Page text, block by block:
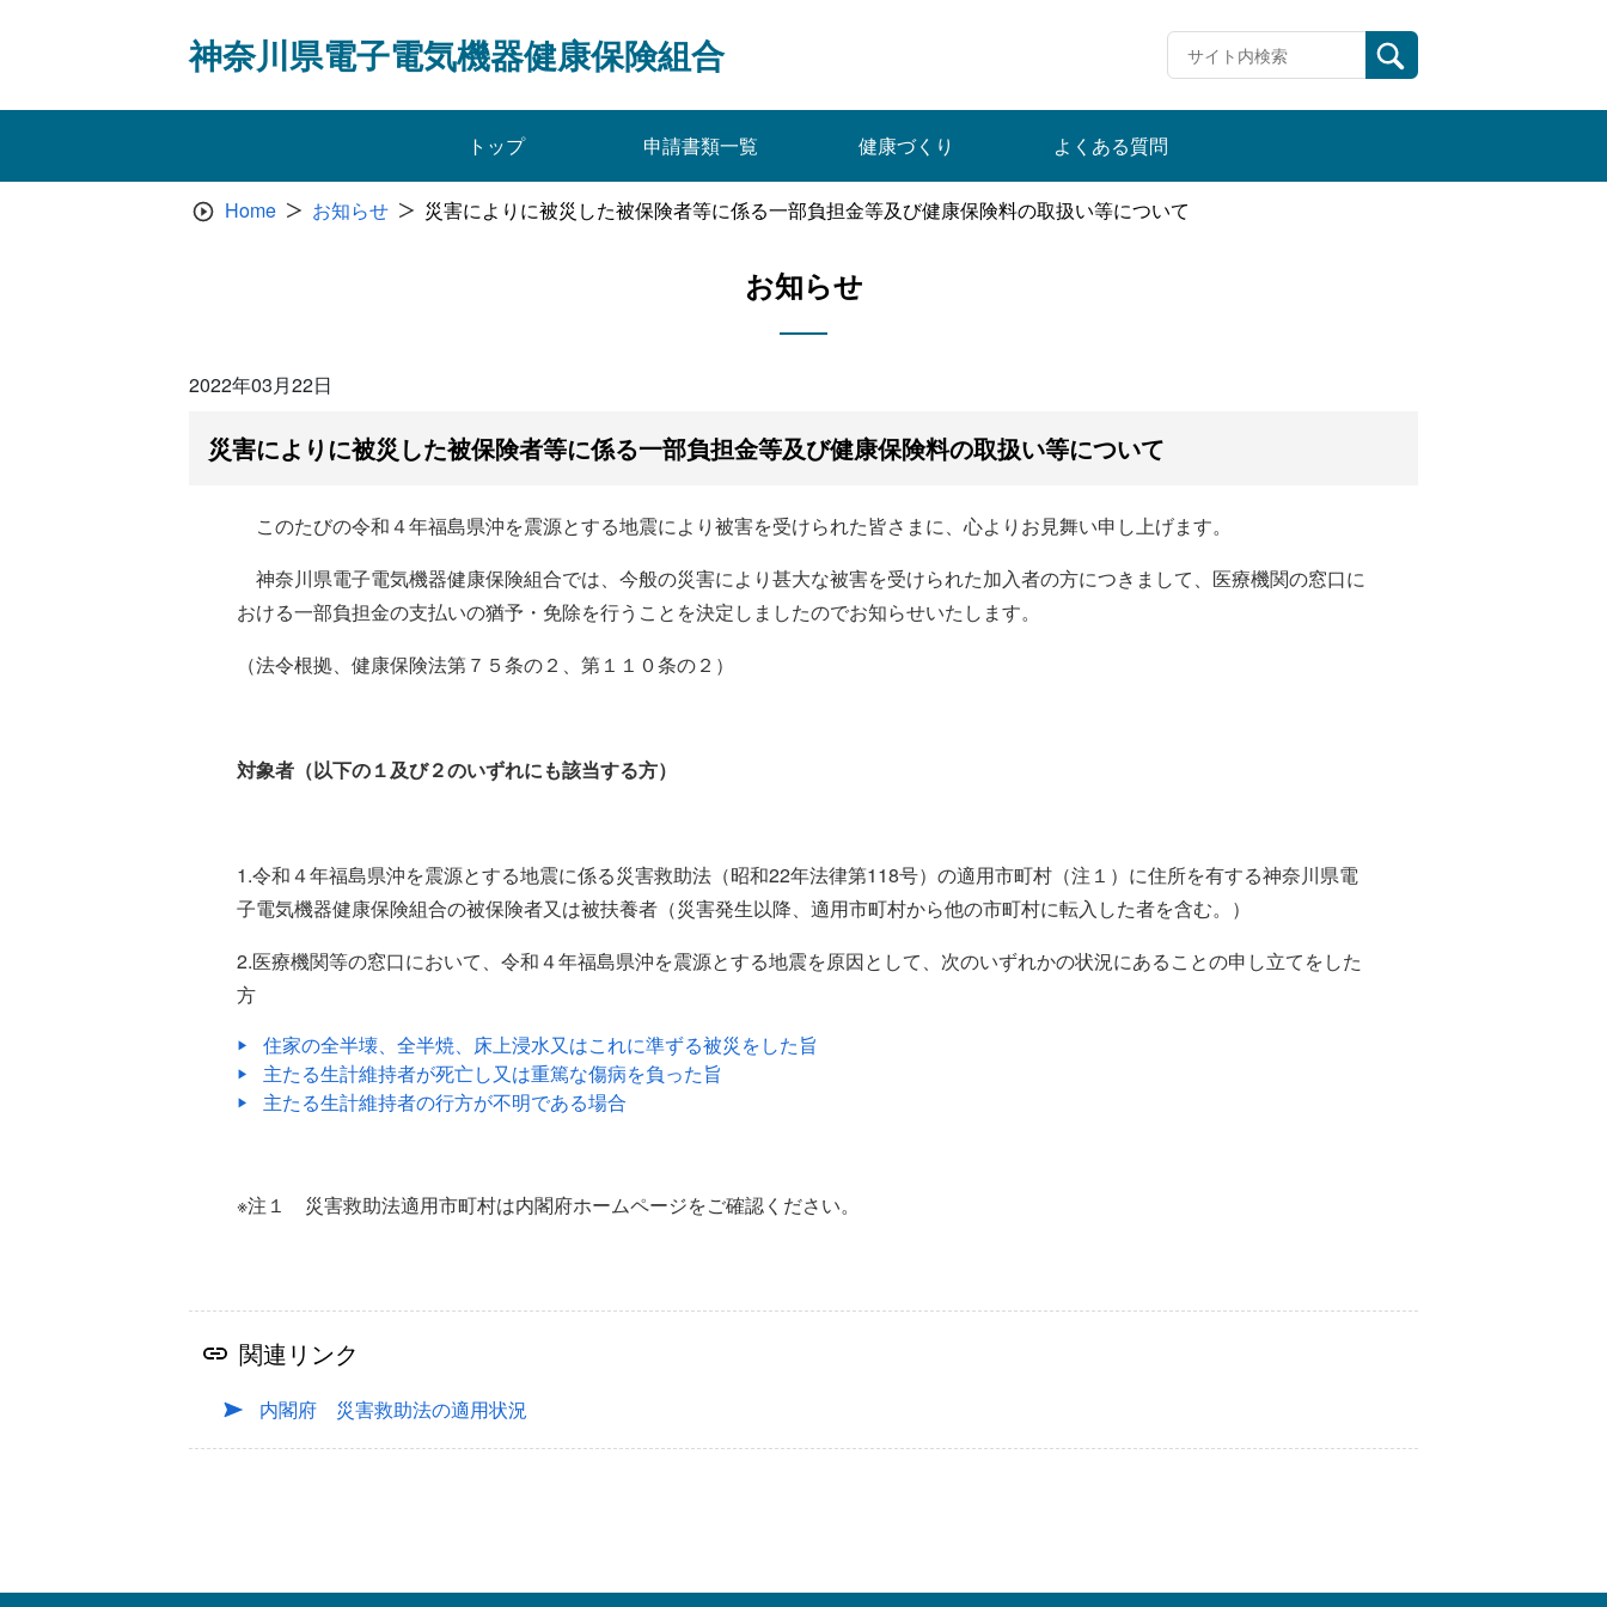
神奈川県電子電気機器健康保険組合
トップ 申請書類一覧 健康づくり よくある質問
Home お知らせ 災害によりに被災した被保険者等に係る一部負担金等及び健康保険料の取扱い等について
お知らせ
2022年03月22日
災害によりに被災した被保険者等に係る一部負担金等及び健康保険料の取扱い等について
このたびの令和４年福島県沖を震源とする地震により被害を受けられた皆さまに、心よりお見舞い申し上げます。
神奈川県電子電気機器健康保険組合では、今般の災害により甚大な被害を受けられた加入者の方につきまして、医療機関の窓口に
おける一部負担金の支払いの猶予・免除を行うことを決定しましたのでお知らせいたします。
（法令根拠、健康保険法第７５条の２、第１１０条の２）
対象者（以下の１及び２のいずれにも該当する方）
1.令和４年福島県沖を震源とする地震に係る災害救助法（昭和22年法律第118号）の適用市町村（注１）に住所を有する神奈川県電
子電気機器健康保険組合の被保険者又は被扶養者（災害発生以降、適用市町村から他の市町村に転入した者を含む。）
2.医療機関等の窓口において、令和４年福島県沖を震源とする地震を原因として、次のいずれかの状況にあることの申し立てをした
方
住家の全半壊、全半焼、床上浸水又はこれに準ずる被災をした旨
主たる生計維持者が死亡し又は重篤な傷病を負った旨
主たる生計維持者の行方が不明である場合
※注１ 災害救助法適用市町村は内閣府ホームページをご確認ください。
関連リンク
内閣府 災害救助法の適用状況